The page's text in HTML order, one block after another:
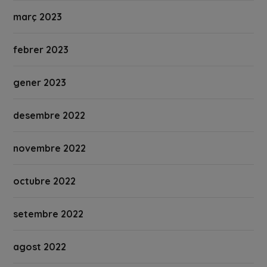
març 2023
febrer 2023
gener 2023
desembre 2022
novembre 2022
octubre 2022
setembre 2022
agost 2022